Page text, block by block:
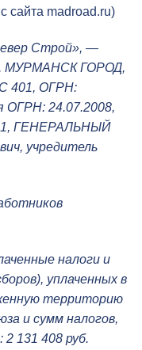
сайта madroad.ru)
Строй», —
МУРМАНСК ГОРОД,
401, ОГРН:
ОГРН: 24.07.2008,
ГЕНЕРАЛЬНЫЙ
учредитель
налоги и
уплаченных в
территорию
и сумм налогов,
131 408 руб.